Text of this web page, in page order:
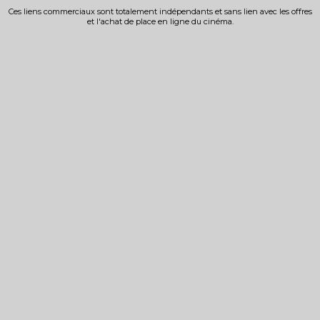
Ces liens commerciaux sont totalement indépendants et sans lien avec les offres
et l'achat de place en ligne du cinéma.